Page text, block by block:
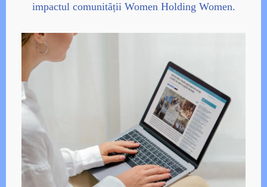
impactul comunității Women Holding Women.